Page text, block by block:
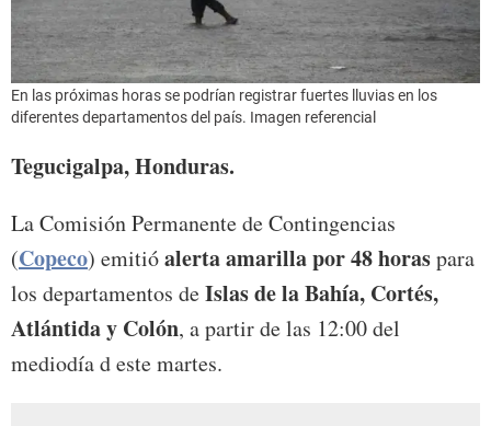
En las próximas horas se podrían registrar fuertes lluvias en los
diferentes departamentos del país. Imagen referencial
Tegucigalpa, Honduras.
La Comisión Permanente de Contingencias
(Copeco) emitióalerta amarilla por 48 horaspara
los departamentos deIslas de la Bahía, Cortés,
Atlántida y Colón, a partir de las 12:00 del
mediodía d este martes.